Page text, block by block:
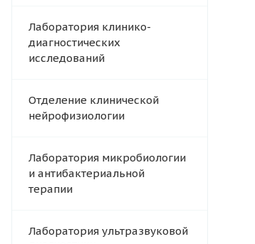
Лаборатория клинико-
диагностических
исследований
Отделение клинической
нейрофизиологии
Лаборатория микробиологии
и антибактериальной
терапии
Лаборатория ультразвуковой